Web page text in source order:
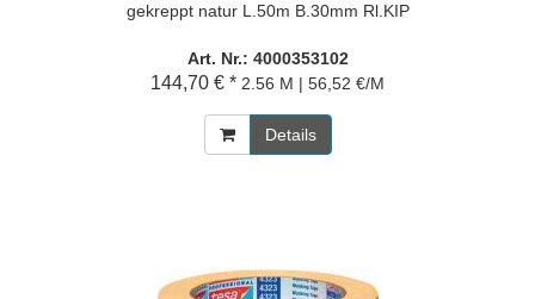
gekreppt natur L.50m B.30mm Rl.KIP
Art. Nr.: 4000353102
144,70 € * 2.56 M | 56,52 €/M
Details